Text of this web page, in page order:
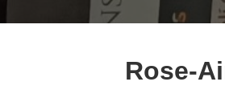
Rose-